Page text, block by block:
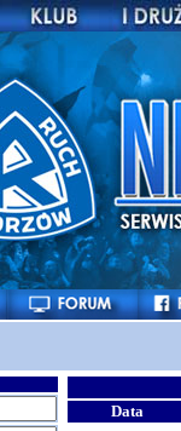
Data